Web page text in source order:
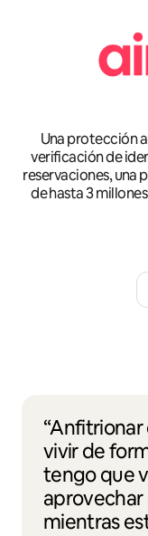
Una protección
verificación de
reservaciones, una
de hasta 3
vivir de
tengo que
aprovechar
mientras